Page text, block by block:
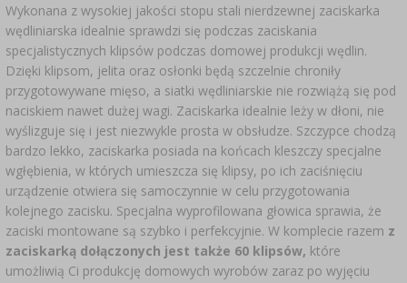
Wykonana z wysokiej jakości stopu stali nierdzewnej zaciskarka
wędliniarska idealnie sprawdzi się podczas zaciskania
specjalistycznych klipsów podczas domowej produkcji wędlin.
Dzięki klipsom, jelita oraz osłonki będą szczelnie chroniły
przygotowywane mięso, a siatki wędliniarskie nie rozwiążą się pod
naciskiem nawet dużej wagi. Zaciskarka idealnie leży w dłoni, nie
wyślizguje się i jest niezwykle prosta w obsłudze. Szczypce chodzą
bardzo lekko, zaciskarka posiada na końcach kleszczy specjalne
wgłębienia, w których umieszcza się klipsy, po ich zaciśnięciu
urządzenie otwiera się samoczynnie w celu przygotowania
kolejnego zacisku. Specjalna wyprofilowana głowica sprawia, że
zaciski montowane są szybko i perfekcyjnie. W komplecie razem z
zaciskarką dołączonych jest także 60 klipsów, które
umożliwią Ci produkcję domowych wyrobów zaraz po wyjęciu